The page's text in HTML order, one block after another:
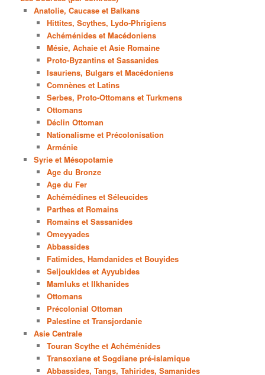
Anatolie, Caucase et Balkans
Hittites, Scythes, Lydo-Phrigiens
Achéménides et Macédoniens
Mésie, Achaie et Asie Romaine
Proto-Byzantins et Sassanides
Isauriens, Bulgars et Macédoniens
Comnènes et Latins
Serbes, Proto-Ottomans et Turkmens
Ottomans
Déclin Ottoman
Nationalisme et Précolonisation
Arménie
Syrie et Mésopotamie
Age du Bronze
Age du Fer
Achémédines et Séleucides
Parthes et Romains
Romains et Sassanides
Omeyyades
Abbassides
Fatimides, Hamdanides et Bouyides
Seljoukides et Ayyubides
Mamluks et Ilkhanides
Ottomans
Précolonial Ottoman
Palestine et Transjordanie
Asie Centrale
Touran Scythe et Achéménides
Transoxiane et Sogdiane pré-islamique
Abbassides, Tangs, Tahirides, Samanides